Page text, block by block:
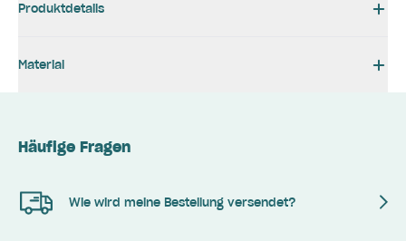
Produktdetails
Material
Häufige Fragen
Wie wird meine Bestellung versendet?